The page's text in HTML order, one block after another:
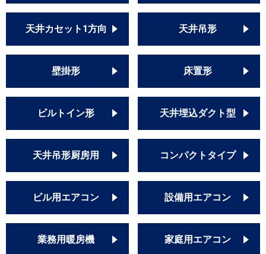
天井カセット1方向 天井吊形
壁掛形 床置形
ビルトイン形 天井埋込ダクト型
天井吊形厨房用 コンパクトタイプ
ビル用エアコン 設備用エアコン
業務用暖房機 家庭用エアコン